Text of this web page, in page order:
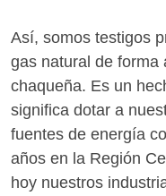
Así, somos testigos
gas natural de forma
chaqueña. Es un
significa dotar a
fuentes de energía
años en la Región
hoy nuestros